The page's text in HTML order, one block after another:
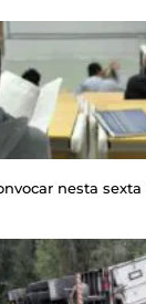
nesta